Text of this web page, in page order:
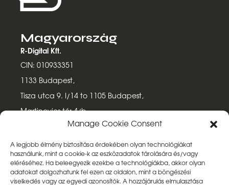
Manage Cookie Consent
A legjobb élmény biztosítása érdekében olyan technológiákat
használunk, mint a cookie-k az eszközadatok tárolására és/vagy
eléréséhez. Ha beleegyezik ezekbe a technológiákba, akkor olyan
adatokat dolgozhatunk fel ezen az oldalon, mint a böngészési
viselkedés vagy az egyedi azonosítók. A hozzájárulás elmulasztása
Magyarország
R-Digital Kft.
CIN: 010933351
1133 Budapest,
Tisza utca 9. I/14 to 1105 Budapest,
Martinovics tér 4/b
UK
Marketing Budget Ltd.
CIN: 11511236